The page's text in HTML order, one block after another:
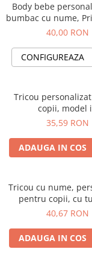
Body bebe
bumbac cu nume,
Paste, cos cu oua si
40,00 RON
CONFIGUREAZA
Tricou
copii, model
35,59 RON
ADAUGA IN COS
Tricou cu nume,
pentru copii, cu
inimioara, tricou din
40,67 RON
ADAUGA IN COS